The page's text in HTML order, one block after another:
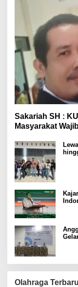
Sakariah SH :
Masyarakat
Olahraga Terbaru